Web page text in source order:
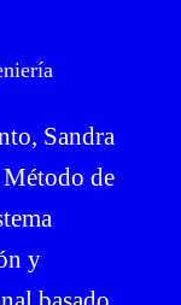
Sandra
de
y